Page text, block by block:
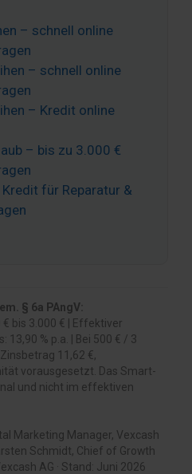
– schnell online
– schnell online
– Kredit online
– bis zu 3.000 €
für Reparatur &
§ 6a PAngV:
bis 3.000 € | Effektiver
13,90 % p.a. | Bei 500 € / 3
11,62 €,
vorausgesetzt. Das Smart-
und nicht im effektiven
Marketing Manager, Vexcash
Schmidt, Chief of Growth
AG · Stand: Juni 2026